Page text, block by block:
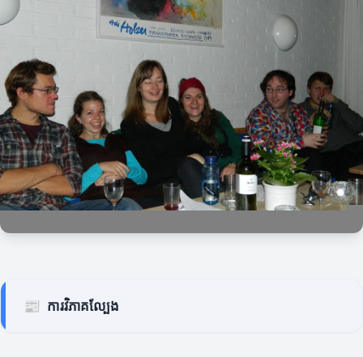
📰 ការវិភាគល្បែង